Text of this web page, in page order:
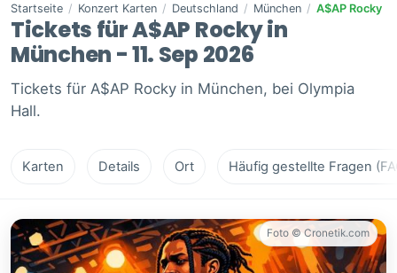
Startseite / Konzert Karten / Deutschland / München / A$AP Rocky
Tickets für A$AP Rocky in
München - 11. Sep 2026
Tickets für A$AP Rocky in München, bei Olympia
Hall.
Karten Details Ort Häufig gestellte Fragen
Foto © Cronetik.com